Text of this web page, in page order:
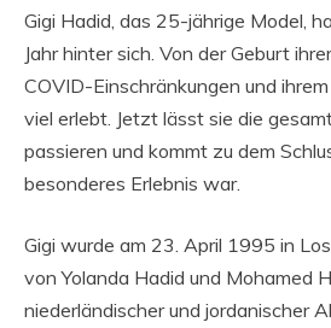
Gigi Hadid, das 25-jährige Model,
Jahr hinter sich. Von der Geburt
COVID-Einschränkungen und
viel erlebt. Jetzt lässt sie die
passieren und kommt zu dem
besonderes Erlebnis war.
Gigi wurde am 23. April 1995 in
von Yolanda Hadid und Mohamed
niederländischer und jordanischer